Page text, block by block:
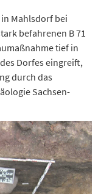
Mahlsdorf bei
befahrenen B 71
tief in
Dorfes eingreift,
durch das
Sachsen-